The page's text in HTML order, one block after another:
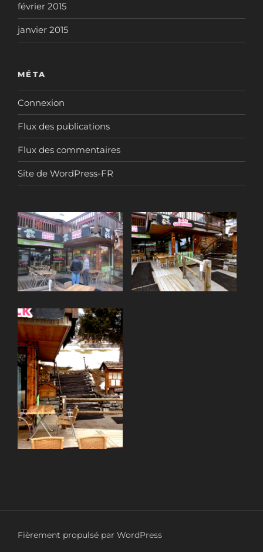
février 2015
janvier 2015
MÉTA
Connexion
Flux des publications
Flux des commentaires
Site de WordPress-FR
Fièrement propulsé par WordPress